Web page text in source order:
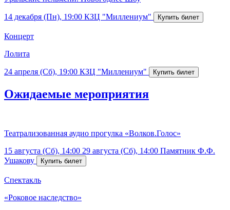
14 декабря (Пн), 19:00 КЗЦ "Миллениум"
Концерт
Лолита
24 апреля (Сб), 19:00 КЗЦ "Миллениум"
Ожидаемые мероприятия
Театрализованная аудио прогулка «Волков.Голос»
15 августа (Сб), 14:00 29 августа (Сб), 14:00 Памятник Ф.Ф.
Ушакову
Спектакль
«Роковое наследство»